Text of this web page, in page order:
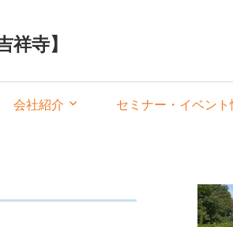
寺】
会社紹介 セミナー・イベント